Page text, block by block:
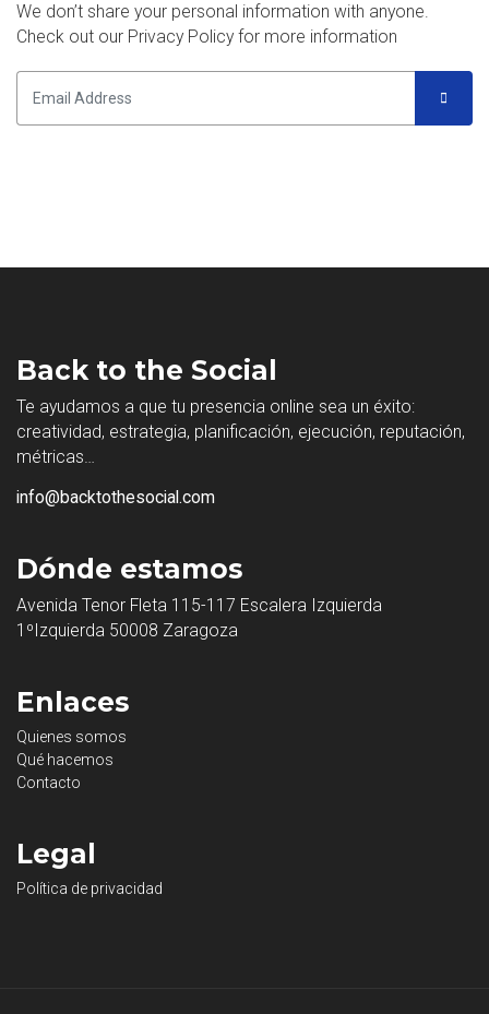
We don’t share your personal information with anyone.
Check out our Privacy Policy for more information
Back to the Social
Te ayudamos a que tu presencia online sea un éxito:
creatividad, estrategia, planificación, ejecución, reputación,
métricas…
info@backtothesocial.com
Dónde estamos
Avenida Tenor Fleta 115-117 Escalera Izquierda
1ºIzquierda 50008 Zaragoza
Enlaces
Quienes somos
Qué hacemos
Contacto
Legal
Política de privacidad